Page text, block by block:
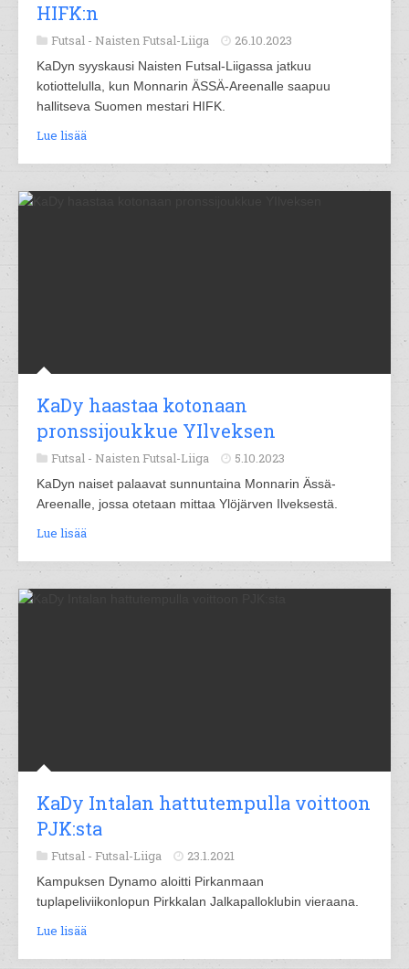
HIFK:n
Futsal - Naisten Futsal-Liiga 26.10.2023
KaDyn syyskausi Naisten Futsal-Liigassa jatkuu
kotiottelulla, kun Monnarin ÄSSÄ-Areenalle saapuu
hallitseva Suomen mestari HIFK.
Lue lisää
KaDy haastaa kotonaan
pronssijoukkue YIlveksen
Futsal - Naisten Futsal-Liiga 5.10.2023
KaDyn naiset palaavat sunnuntaina Monnarin Ässä-
Areenalle, jossa otetaan mittaa Ylöjärven Ilveksestä.
Lue lisää
KaDy Intalan hattutempulla voittoon
PJK:sta
Futsal - Futsal-Liiga 23.1.2021
Kampuksen Dynamo aloitti Pirkanmaan
tuplapeliviikonlopun Pirkkalan Jalkapalloklubin vieraana.
Lue lisää